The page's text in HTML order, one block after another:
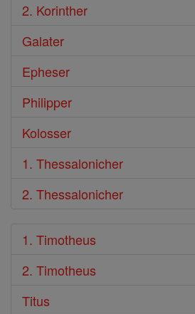
2. Korinther
Galater
Epheser
Philipper
Kolosser
1. Thessalonicher
2. Thessalonicher
1. Timotheus
2. Timotheus
Titus